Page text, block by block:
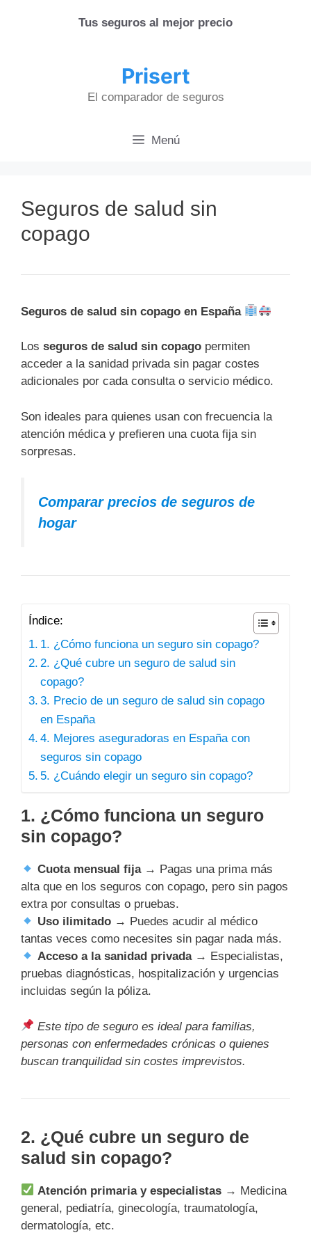
Tus seguros al mejor precio
Prisert
El comparador de seguros
Menú
Seguros de salud sin
copago
Seguros de salud sin copago en España
Los seguros de salud sin copago permiten
acceder a la sanidad privada sin pagar costes
adicionales por cada consulta o servicio médico.
Son ideales para quienes usan con frecuencia la
atención médica y prefieren una cuota fija sin
sorpresas.
Comparar precios de seguros de
hogar
Índice:
1. ¿Cómo funciona un seguro sin copago?
2. ¿Qué cubre un seguro de salud sin
copago?
3. Precio de un seguro de salud sin copago
en España
4. Mejores aseguradoras en España con
seguros sin copago
5. ¿Cuándo elegir un seguro sin copago?
1. ¿Cómo funciona un seguro
sin copago?
Cuota mensual fija→ Pagas una prima más
alta que en los seguros con copago, pero sin pagos
extra por consultas o pruebas.
Uso ilimitado → Puedes acudir al médico
tantas veces como necesites sin pagar nada más.
Acceso a la sanidad privada→ Especialistas,
pruebas diagnósticas, hospitalización y urgencias
incluidas según la póliza.
Este tipo de seguro es ideal para familias,
personas con enfermedades crónicas o quienes
buscan tranquilidad sin costes imprevistos.
2. ¿Qué cubre un seguro de
salud sin copago?
Atención primaria y especialistas → Medicina
general, pediatría, ginecología, traumatología,
dermatología, etc.